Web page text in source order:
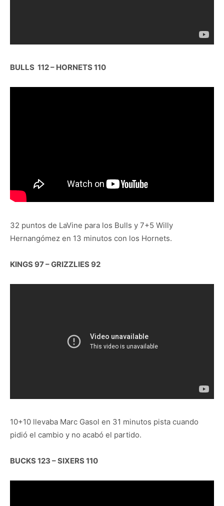
BULLS 112 – HORNETS 110
32 puntos de LaVine para los Bulls y 7+5 Willy
Hernangómez en 13 minutos con los Hornets.
KINGS 97 – GRIZZLIES 92
10+10 llevaba Marc Gasol en 31 minutos pista cuando
pidió el cambio y no acabó el partido.
BUCKS 123 – SIXERS 110